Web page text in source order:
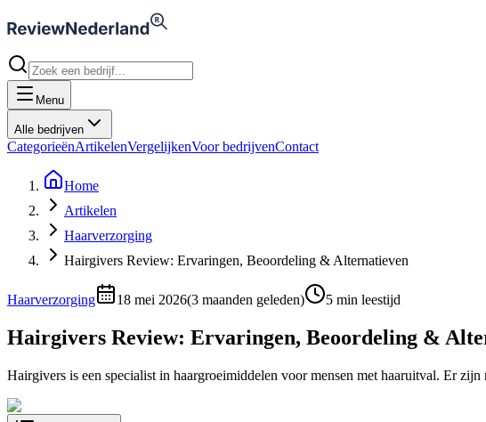
Menu
Alle bedrijven
CategorieënArtikelenVergelijkenVoor bedrijvenContact
Home
Artikelen
Haarverzorging
Hairgivers Review: Ervaringen, Beoordeling & Alternatieven
Haarverzorging 18 mei 2026(3 maanden geleden) 5 min leestijd
Hairgivers Review: Ervaringen, Beoordeling &
Hairgivers is een specialist in haargroeimiddelen voor mensen met haaruitval. Er